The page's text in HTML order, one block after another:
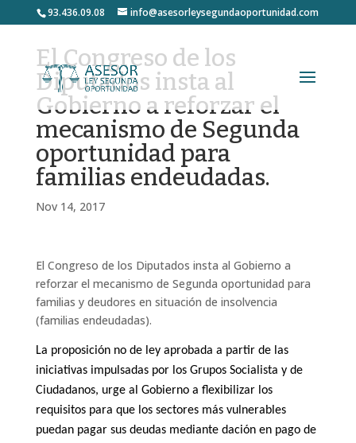
93.436.09.08 info@asesorleysegundaoportunidad.com
El Congreso de los
Diputados insta al
Gobierno a reforzar el
mecanismo de Segunda
oportunidad para
familias endeudadas.
Nov 14, 2017
El Congreso de los Diputados insta al Gobierno a
reforzar el mecanismo de Segunda oportunidad para
familias y deudores en situación de insolvencia
(familias endeudadas).
La proposición no de ley aprobada a partir de las
iniciativas impulsadas por los Grupos Socialista y de
Ciudadanos, urge al Gobierno a flexibilizar los
requisitos para que los sectores más vulnerables
puedan pagar sus deudas mediante dación en pago de